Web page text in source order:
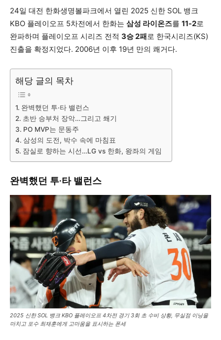
24일 대전 한화생명볼파크에서 열린 2025 신한 SOL 뱅크
KBO 플레이오프 5차전에서 한화는 삼성 라이온즈를 11-2로
완파하며 플레이오프 시리즈 전적 3승 2패로 한국시리즈(KS)
진출을 확정지었다. 2006년 이후 19년 만의 쾌거다.
해당 글의 목차
완벽했던 투·타 밸런스
초반 승부처 장악…그리고 쐐기
PO MVP는 문동주
삼성의 도전, 박수 속에 마침표
잠실로 향하는 시선…LG vs 한화, 왕좌의 게임
완벽했던 투·타 밸런스
2025 신한 SOL 뱅크 KBO 플레이오프 4차전 경기 3회 초 수비 상황, 무실점 이닝을
마치고 포수 최재훈에게 고마움을 표시하는 폰세